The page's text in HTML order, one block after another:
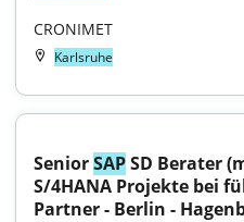
CRONIMET
Karlsruhe
Senior SAP SD Berater
S/4HANA Projekte bei
Partner - Berlin -